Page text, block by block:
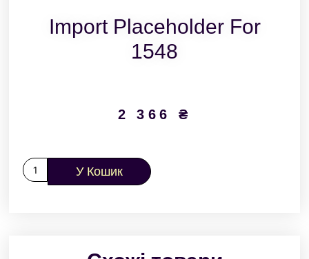
Import Placeholder For
1548
2 366 ₴
У Кошик